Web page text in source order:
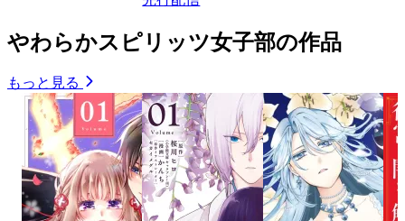
やわらかスピリッツ女子部の作品
もっと見る